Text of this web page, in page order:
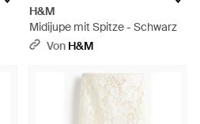
H&M
Midijupe mit Spitze - Schwarz
Von H&M